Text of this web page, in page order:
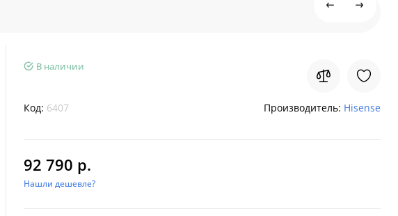
В наличии
Код: 6407 Производитель: Hisense
92 790 р.
Нашли дешевле?